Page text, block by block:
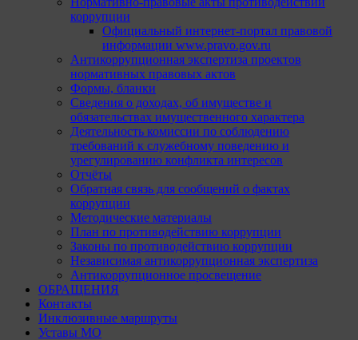
коррупции
Официальный интернет-портал правовой
информации www.pravo.gov.ru
Антикоррупционная экспертиза проектов
нормативных правовых актов
Формы, бланки
Сведения о доходах, об имуществе и
обязательствах имущественного характера
Деятельность комиссии по соблюдению
требований к служебному поведению и
урегулированию конфликта интересов
Отчёты
Обратная связь для сообщений о фактах
коррупции
Методические материалы
План по противодействию коррупции
Законы по противодействию коррупции
Независимая антикоррупционная экспертиза
Антикоррупционное просвещение
ОБРАЩЕНИЯ
Контакты
Инклюзивные маршруты
Уставы МО